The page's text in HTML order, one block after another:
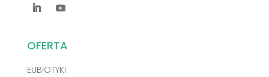
OFERTA
EUBIOTYKI